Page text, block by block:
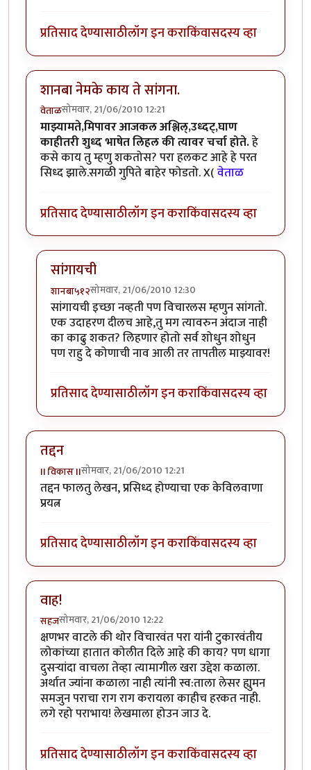
प्रतिसाद देण्यासाठीलॉग इन कराकिंवासदस्य व्हा
शानबा नेमके काय ते सांगना.
वेताळसोमवार, 21/06/2010 12:21
माझ्यामते,मिपावर आजकल अश्लिल्,उध्दट्,घाण
काहीतरी शुध्द भाषेत लिहल की त्यावर चर्चा होते.हे
कसे काय तु म्हणु शकतोस? परा हलकट आहे हे परत
सिध्द झाले.सगळी गुपिते बाहेर फोडतो. X(वेताळ
प्रतिसाद देण्यासाठीलॉग इन कराकिंवासदस्य व्हा
सांगायची
शानबा५१२सोमवार, 21/06/2010 12:30
In reply toशानबा नेमके काय ते सांगना.byवेताळ
सांगायची इच्छा नव्हती पण विचारलस म्हणुन सांगतो.
एक उदाहरण दीलच आहे,तु मग त्यावरुन अंदाज नाही
का काढु शकत? लिहणार होतो सर्व शोधुन शोधुन
पण राहु दे कोणाची नाव आली तर तापतील माझ्यावर!
प्रतिसाद देण्यासाठीलॉग इन कराकिंवासदस्य व्हा
तद्दन
II विकास IIसोमवार, 21/06/2010 12:21
तद्दन फालतु लेखन, प्रसिध्द होण्याचा एक केविलवाणा
प्रयत्न
प्रतिसाद देण्यासाठीलॉग इन कराकिंवासदस्य व्हा
वाह!
सहजसोमवार, 21/06/2010 12:22
क्षणभर वाटले की थोर विचारवंत परा यांनी टुकारवंतीय
लोकांच्या हातात कोलीत दिले आहे की काय? पण धागा
दुसर्‍यांदा वाचला तेव्हा त्यामागील खरा उद्देश कळाला.
अर्थात ज्यांना कळाला नाही त्यांनी स्व:ताला लेसर ह्युमन
समजुन पराचा राग राग करायला काहीच हरकत नाही.
लगे रहो पराभाय! लेखमाला होउन जाउ दे.
प्रतिसाद देण्यासाठीलॉग इन कराकिंवासदस्य व्हा